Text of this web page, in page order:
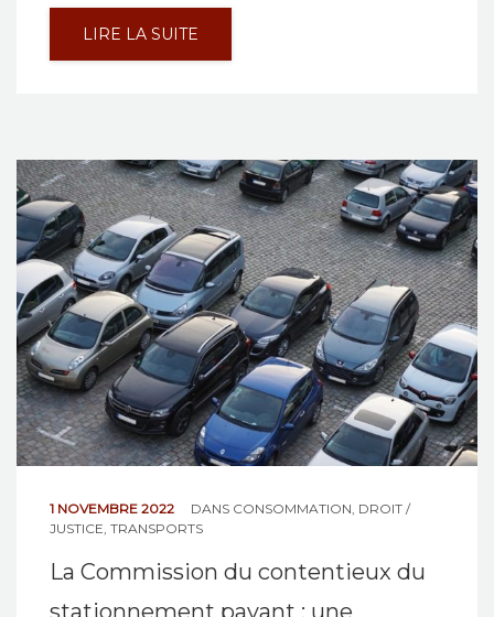
LIRE LA SUITE
1 NOVEMBRE 2022 DANS CONSOMMATION, DROIT /
JUSTICE, TRANSPORTS
La Commission du contentieux du